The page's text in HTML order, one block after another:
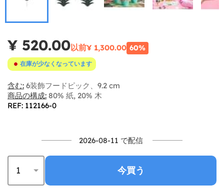
¥ 520.00以前¥ 1,300.00 60%
在庫が少なくなっています
含む: 6装飾フードピック、9.2 cm
商品の構成: 80% 紙, 20% 木
REF: 112166-0
2026-08-11 で配信
今買う